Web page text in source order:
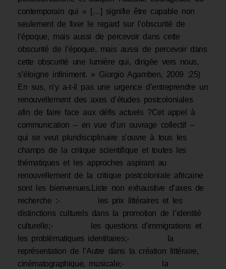
contemporain qui « […] signifie être capable non
seulement de fixer le regard sur l’obscurité de
l’époque, mais aussi de percevoir dans cette
obscurité de l’époque, mais aussi de percevoir dans
cette obscurité une lumière qui, dirigée vers nous,
s’éloigne infiniment. » Giorgio Agamben, 2009 :25)
En sus, n’y a-t-il pas une urgence d’entreprendre un
renouvellement des axes d’études postcoloniales
afin de faire face aux défis actuels ?Cet appel à
communication – en vue d’un ouvrage collectif –
qui se veut pluridisciplinaire s’ouvre à tous les
champs de la critique scientifique et toutes les
thématiques et les approches aspirant au
renouvellement de la critique postcoloniale africaine
sont les bienvenues.Liste non exhaustive d’axes de
recherche :- les prix littéraires et les
distinctions culturels dans la promotion de l’identité
culturelle;- les questions d’immigrations et
les problématiques identitaires;- la
représentation de l’Autre dans la création littéraire,
cinématographique, musicale;- la